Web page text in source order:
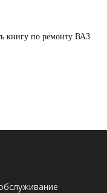
книгу по ремонту ВАЗ